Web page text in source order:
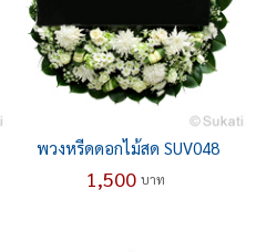
พวงหรีดดอกไม้สด SUV048
1,500 บาท